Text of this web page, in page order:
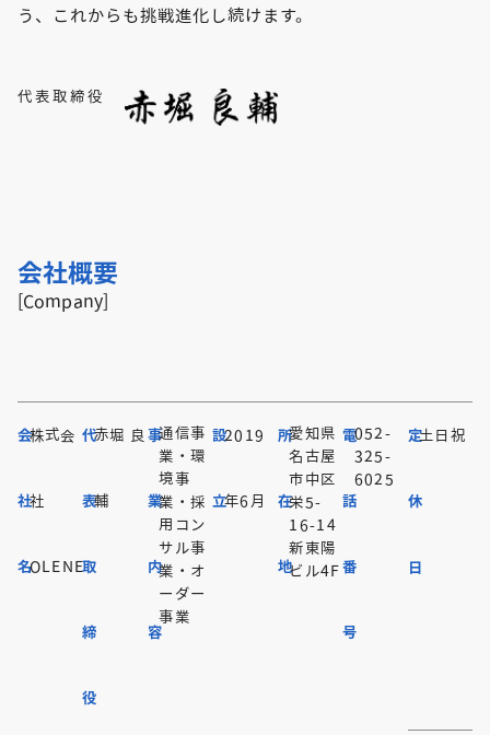
う、これからも挑戦進化し続けます。
代表取締役
会社概要
[Company]
会
社
名
株式会
社
OLENE
代
表
取
締
役
赤堀 良
輔
事
業
内
容
通信事
業・環
境事
業・採
用コン
サル事
業・オ
ーダー
事業
設
立
2019
年6月
所
在
地
愛知県
名古屋
市中区
栄5-
16-14
新東陽
ビル4F
電
話
番
号
052-
325-
6025
定
休
日
土日祝